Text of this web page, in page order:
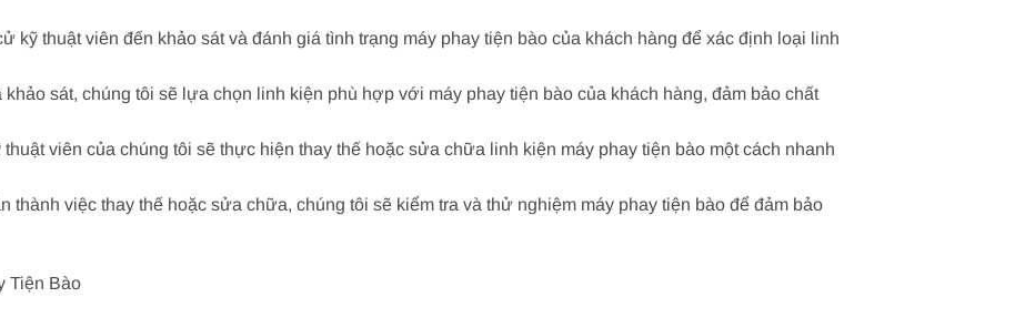
kỹ thuật viên đến khảo sát và đánh giá tình trạng máy phay tiện bào của khách hàng để xác định loại linh
sát, chúng tôi sẽ lựa chọn linh kiện phù hợp với máy phay tiện bào của khách hàng, đảm bảo chất
viên của chúng tôi sẽ thực hiện thay thế hoặc sửa chữa linh kiện máy phay tiện bào một cách nhanh
thành việc thay thế hoặc sửa chữa, chúng tôi sẽ kiểm tra và thử nghiệm máy phay tiện bào để đảm bảo
Tiện Bào